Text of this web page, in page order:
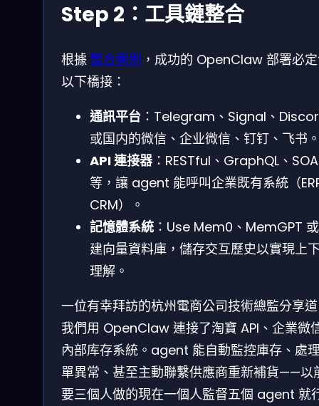
Step 2：工具鏈整合
根據 整合案例 ，成功的 OpenClaw 部署必
以下橋接：
通訊平台 ：Telegram、Signal、
或国内的微信、企业微信、钉钉、飞书
API 連接器 ：RESTful、GraphQL、
等，讓 agent 能呼叫企業既有系統（
CRM）。
記憶體系統 ：Use Mem0、MemGPT
建向量資料庫，儲存交互歷史以實現上
理解。
一位有幸拜訪的杭州電商公司技術總監分享道
我們用 OpenClaw 連接了淘寶 API、企業微
內部库存系統。agent 能自動監控庫存、處
單異常、甚至主動聯繫供應商重新補貨——以
要三個人做的現在一個人監督五個 agent 就